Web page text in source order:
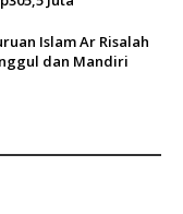
Islam Ar Risalah
dan Mandiri